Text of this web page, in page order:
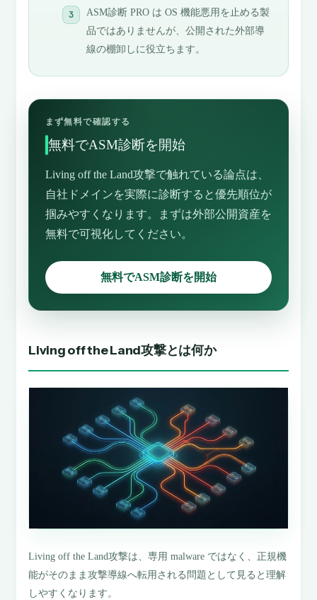
ASM診断 PRO は OS 機能悪用を止める製
品ではありませんが、公開された外部導
線の棚卸しに役立ちます。
まず無料で確認する
無料でASM診断を開始
Living off the Land攻撃で触れている論点は、
自社ドメインを実際に診断すると優先順位が
掴みやすくなります。まずは外部公開資産を
無料で可視化してください。
無料でASM診断を開始
Living off the Land攻撃とは何か
Living off the Land攻撃は、専用 malware ではなく、正規機
能がそのまま攻撃導線へ転用される問題として見ると理解
しやすくなります。